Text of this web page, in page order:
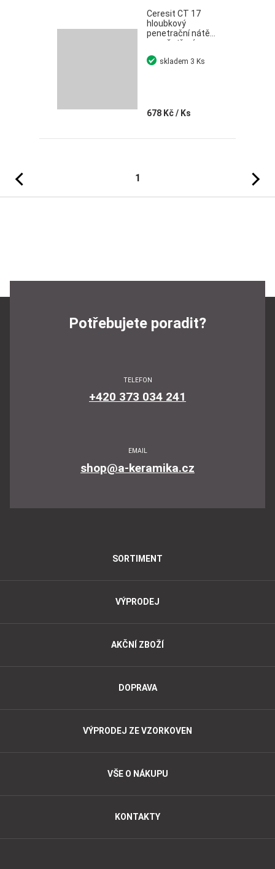
Ceresit CT 17
hloubkový
penetrační nátěr
pro ošetření
5 l
678 Kč/ Ks
skladem 3 Ks
Předchozí 1
Potřebujete poradit?
TELEFON
+420 373 034 241
EMAIL
shop@a-keramika.cz
SORTIMENT
VÝPRODEJ
AKČNÍ ZBOŽÍ
DOPRAVA
VÝPRODEJ ZE VZORKOVEN
VŠE O NÁKUPU
KONTAKTY